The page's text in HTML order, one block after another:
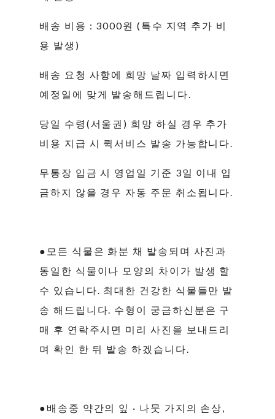
배송 비용 : 3000원 (특수 지역 추가 비
용 발생)
배송 요청 사항에 희망 날짜 입력하시면
예정일에 맞게 발송해드립니다.
당일 수령(서울권) 희망 하실 경우 추가
비용 지급 시 퀵서비스 발송 가능합니다.
무통장 입금 시 영업일 기준 3일 이내 입
금하지 않을 경우 자동 주문 취소됩니다.
●모든 식물은 화분 채 발송되며 사진과
동일한 식물이나 모양의 차이가 발생 할
수 있습니다. 최대한 건강한 식물들만 발
송 해드립니다. 수형이 궁금하신분은 구
매 후 연락주시면 미리 사진을 보내드리
며 확인 한 뒤 발송 하겠습니다.
●배송중 약간의 잎 · 나뭇 가지의 손상,